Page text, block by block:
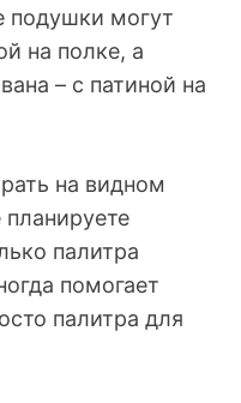
подушки могут
на полке, а
– с патиной на
на видном
палитра
помогает
палитра для